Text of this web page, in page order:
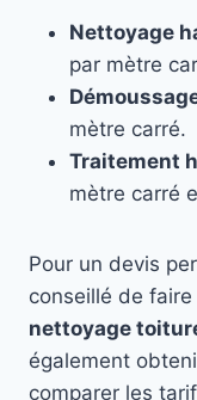
Nettoyage
par mètre
mètre carré.
Traitement
mètre carré
Pour un devis
conseillé de
nettoyage
également
comparer les